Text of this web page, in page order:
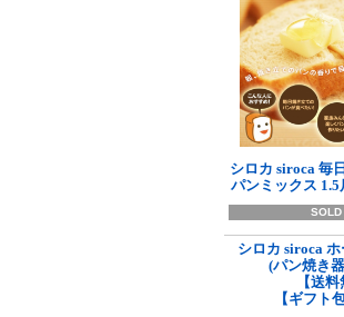
シロカ siroca 毎
パンミックス
SOLD
シロカ siroca
(パン焼き
【送
【ギフト